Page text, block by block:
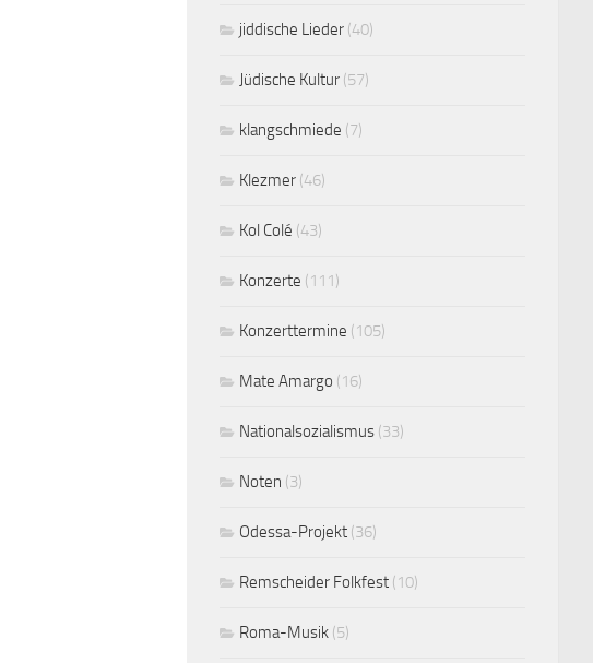
jiddische Lieder (40)
Jüdische Kultur (57)
klangschmiede (7)
Klezmer (46)
Kol Colé (43)
Konzerte (111)
Konzerttermine (105)
Mate Amargo (16)
Nationalsozialismus (33)
Noten (3)
Odessa-Projekt (36)
Remscheider Folkfest (10)
Roma-Musik (5)